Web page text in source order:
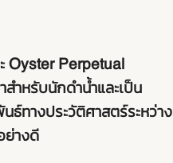
Oyster Perpetual
ำหรับนักดำน้ำและเป็น
ทางประวัติศาสตร์ระหว่าง
ย่างดี